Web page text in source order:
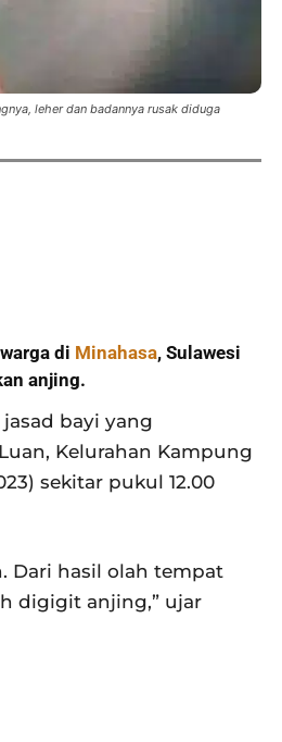
leher dan badannya rusak diduga
di Minahasa, Sulawesi
anjing.
bayi yang
Kelurahan Kampung
sekitar pukul 12.00
Dari hasil olah tempat
digigit anjing,” ujar